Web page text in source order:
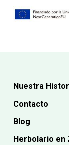
Nuestra
Contacto
Blog
Herbolario en